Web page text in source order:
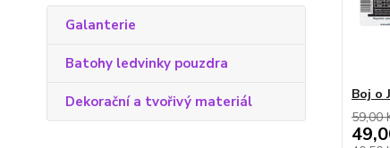
Galanterie
Batohy ledvinky pouzdra
Dekorační a tvořivý materiál
Boj o
59,00